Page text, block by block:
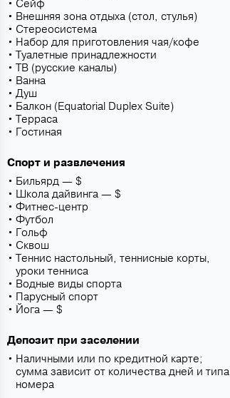
Сейф
Внешняя зона отдыха (стол, стулья)
Стереосистема
Набор для приготовления чая/кофе
Туалетные принадлежности
ТВ (русские каналы)
Ванна
Душ
Балкон (Equatorial Duplex Suite)
Терраса
Гостиная
Спорт и развлечения
Бильярд — $
Школа дайвинга — $
Фитнес-центр
Футбол
Гольф
Сквош
Теннис настольный, теннисные корты,
уроки тенниса
Водные виды спорта
Парусный спорт
Йога — $
Депозит при заселении
Наличными или по кредитной карте;
сумма зависит от количества дней и типа
номера